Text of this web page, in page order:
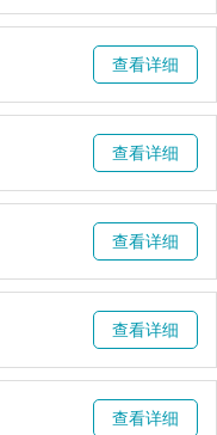
查看详细
查看详细
查看详细
查看详细
查看详细